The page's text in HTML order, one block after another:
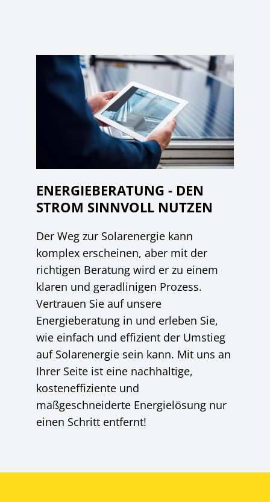
ENERGIEBERATUNG - DEN
STROM SINNVOLL NUTZEN
Der Weg zur Solarenergie kann
komplex erscheinen, aber mit der
richtigen Beratung wird er zu einem
klaren und geradlinigen Prozess.
Vertrauen Sie auf unsere
Energieberatung in und erleben Sie,
wie einfach und effizient der Umstieg
auf Solarenergie sein kann. Mit uns an
Ihrer Seite ist eine nachhaltige,
kosteneffiziente und
maßgeschneiderte Energielösung nur
einen Schritt entfernt!